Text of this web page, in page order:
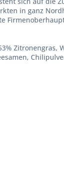
in ganz
Zitronengras,